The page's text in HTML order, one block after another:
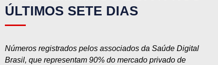
ÚLTIMOS SETE DIAS
Números registrados pelos associados da Saúde Digital
Brasil, que representam 90% do mercado privado de